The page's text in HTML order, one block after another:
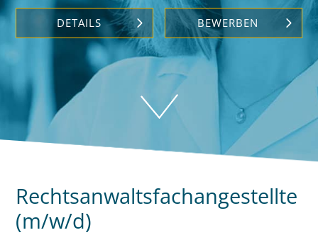
DETAILS BEWERBEN
Rechtsanwalts­­fach­­­­­angestellte
(m/w/d)